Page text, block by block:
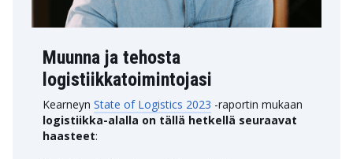
Muunna ja tehosta
logistiikkatoimintojasi
Kearneyn State of Logistics 2023 -raportin mukaan
logistiikka-alalla on tällä hetkellä seuraavat
haasteet: